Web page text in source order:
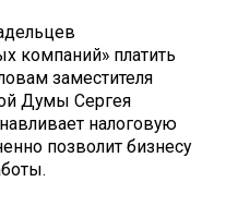
компаний» платить
заместителя
Думы Сергея
налоговую
позволит бизнесу